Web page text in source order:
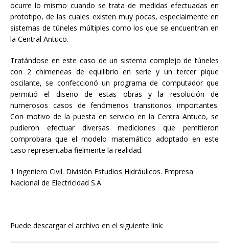
ocurre lo mismo cuando se trata de medidas efectuadas en
prototipo, de las cuales existen muy pocas, especialmente en
sistemas de túneles múltiples como los que se encuentran en
la Central Antuco.
Tratándose en este caso de un sistema complejo de túneles
con 2 chimeneas de equilibrio en serie y un tercer pique
oscilante, se confeccionó un programa de computador que
permitió el diseño de estas obras y la resolución de
numerosos casos de fenómenos transitorios importantes.
Con motivo de la puesta en servicio en la Centra Antuco, se
pudieron efectuar diversas mediciones que pemitieron
comprobara que el modelo matemático adoptado en este
caso representaba fielmente la realidad.
1 Ingeniero Civil. División Estudios Hidráulicos. Empresa
Nacional de Electricidad S.A.
Puede descargar el archivo en el siguiente link: